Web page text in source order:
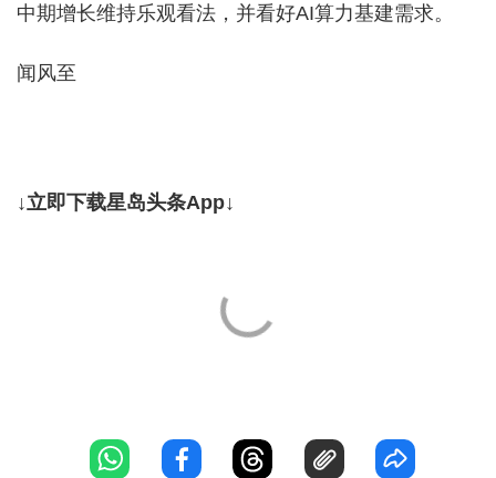
中期增长维持乐观看法，并看好AI算力基建需求。
闻风至
↓立即下载星岛头条App↓